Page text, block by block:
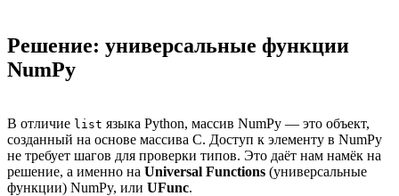
Решение: универсальные функции
NumPy
В отличие list языка Python, массив NumPy — это объект,
созданный на основе массива C. Доступ к элементу в NumPy
не требует шагов для проверки типов. Это даёт нам намёк на
решение, а именно на Universal Functions (универсальные
функции) NumPy, или UFunc.